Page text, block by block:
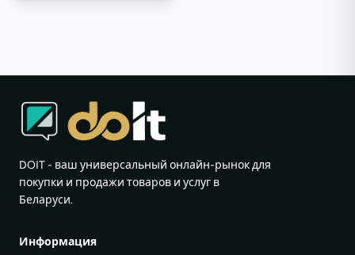
DOIT - ваш универсальный онлайн-рынок для
покупки и продажи товаров и услуг в
Беларуси.
Информация